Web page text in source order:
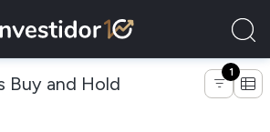
Buy and Hold
1